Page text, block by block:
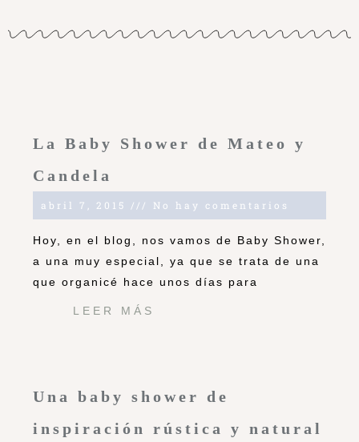
La Baby Shower de Mateo y
Candela
abril 7, 2015 No hay comentarios
Hoy, en el blog, nos vamos de Baby Shower,
a una muy especial, ya que se trata de una
que organicé hace unos días para
LEER MÁS
Una baby shower de
inspiración rústica y natural